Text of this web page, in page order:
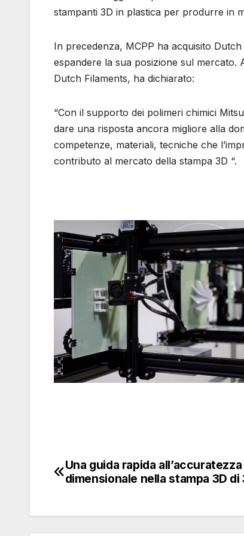
stampanti 3D in plastica per produrre in
In precedenza, MCPP ha acquisito
espandere la sua posizione sul mercato.
Dutch Filaments, ha dichiarato:
“Con il supporto dei polimeri chimici
dare una risposta ancora migliore alla
competenze, materiali, tecniche che
contributo al mercato della stampa 3D “.
Navigazione
Una guida rapida all’accuratezza
dimensionale nella stampa 3D di